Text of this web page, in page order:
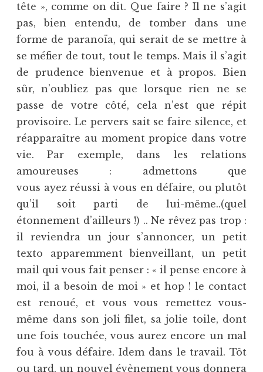
tête », comme on dit. Que faire ? Il ne s’agit
pas, bien entendu, de tomber dans une
forme de paranoïa, qui serait de se mettre à
se méfier de tout, tout le temps. Mais il s’agit
de prudence bienvenue et à propos. Bien
sûr, n’oubliez pas que lorsque rien ne se
passe de votre côté, cela n’est que répit
provisoire. Le pervers sait se faire silence, et
réapparaître au moment propice dans votre
vie. Par exemple, dans les relations
amoureuses : admettons que
vous ayez réussi à vous en défaire, ou plutôt
qu’il soit parti de lui-même..(quel
étonnement d’ailleurs !) .. Ne rêvez pas trop :
il reviendra un jour s’annoncer, un petit
texto apparemment bienveillant, un petit
mail qui vous fait penser : « il pense encore à
moi, il a besoin de moi » et hop ! le contact
est renoué, et vous vous remettez vous-
même dans son joli filet, sa jolie toile, dont
une fois touchée, vous aurez encore un mal
fou à vous défaire. Idem dans le travail. Tôt
ou tard, un nouvel évènement vous donnera